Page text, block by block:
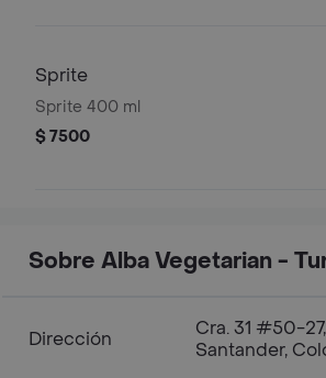
Sprite
Sprite 400 ml
$ 7500
Sobre Alba Vegetarian -
Dirección
Cra. 31 #50-
Santander,